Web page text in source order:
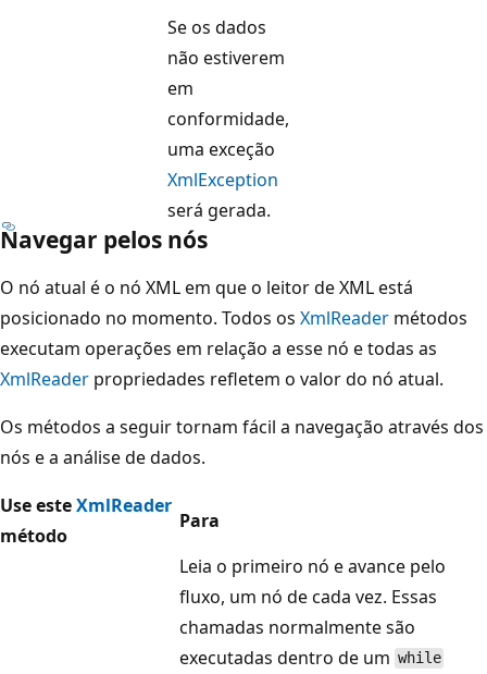
Se os dados
não estiverem
em
conformidade,
uma exceção
XmlException
será gerada.
Navegar pelos nós
O nó atual é o nó XML em que o leitor de XML está
posicionado no momento. Todos os XmlReader métodos
executam operações em relação a esse nó e todas as
XmlReader propriedades refletem o valor do nó atual.
Os métodos a seguir tornam fácil a navegação através dos
nós e a análise de dados.
Use esteXmlReader
método
Para
Leia o primeiro nó e avance pelo
fluxo, um nó de cada vez. Essas
chamadas normalmente são
executadas dentro de um while